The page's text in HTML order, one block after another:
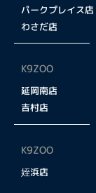
パークプレイス店
わさだ店
K9ZOO
延岡南店
吉村店
K9ZOO
姪浜店